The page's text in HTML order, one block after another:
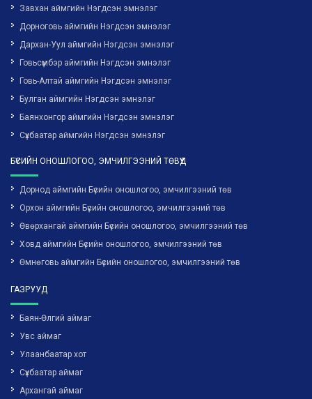
Завхан аймгийн Нэгдсэн эмнэлэг
Дорноговь аймгийн Нэгдсэн эмнэлэг
Дархан-Уул аймгийн Нэгдсэн эмнэлэг
Говьсүмбэр аймгийн Нэгдсэн эмнэлэг
Говь-Алтай аймгийн Нэгдсэн эмнэлэг
Булган аймгийн Нэгдсэн эмнэлэг
Баянхонгор аймгийн Нэгдсэн эмнэлэг
Сүхбаатар аймгийн Нэгдсэн эмнэлэг
БҮСИЙН ОНОШЛОГОО, ЭМЧИЛГЭЭНИЙ ТӨВҮҮД
Дорнод аймгийн Бүсийн оношлогоо, эмчилгээний төв
Орхон аймгийн Бүсийн оношлогоо, эмчилгээний төв
Өвөрхангай аймгийн Бүсийн оношлогоо, эмчилгээний төв
Ховд аймгийн Бүсийн оношлогоо, эмчилгээний төв
Өмнөговь аймгийн Бүсийн оношлогоо, эмчилгээний төв
ГАЗРУУД
Баян-Өлгий аймаг
Увс аймаг
Улаанбаатар хот
Сүхбаатар аймаг
Архангай аймаг